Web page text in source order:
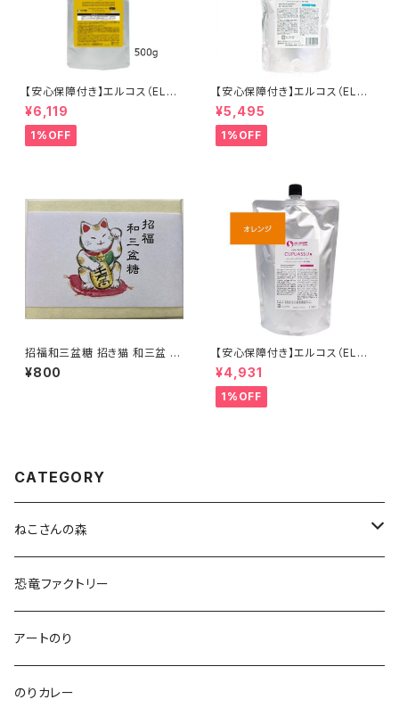
【安心保障付き】エルコス（ELLC
OS） 2色から選べる キュプアス
カラーバター コンク （濃縮タイ
プ） 500g 業務用 サロン用 トリ
ートメントカラー カラー剤 トリ
送料無料
¥6,119
1%OFF
【安心保障付き】エルコス（ELLC
OS） キュプアスクリアクリーム
700g クリアクリーム ヘアケア
シャンプー トリートメント 正規
品 正規代理店 送料無料
¥5,495
1%OFF
招福和三盆糖 招き猫 和三盆 和
三盆糖
¥800
【安心保障付き】エルコス（ELLC
OS） キュプアスカラーバター【オ
レンジ】 700g トリートメントカ
ラー カラー剤 トリートメント 白
髪染め ヘアカラー 低刺激 ヘア
¥4,931
1%OFF
CATEGORY
ねこさんの森
ねこさんクッキー
いぬさんクッキー
ねこさんティー＆いぬさんティー
恐竜ファクトリー
アートのり
のりカレー